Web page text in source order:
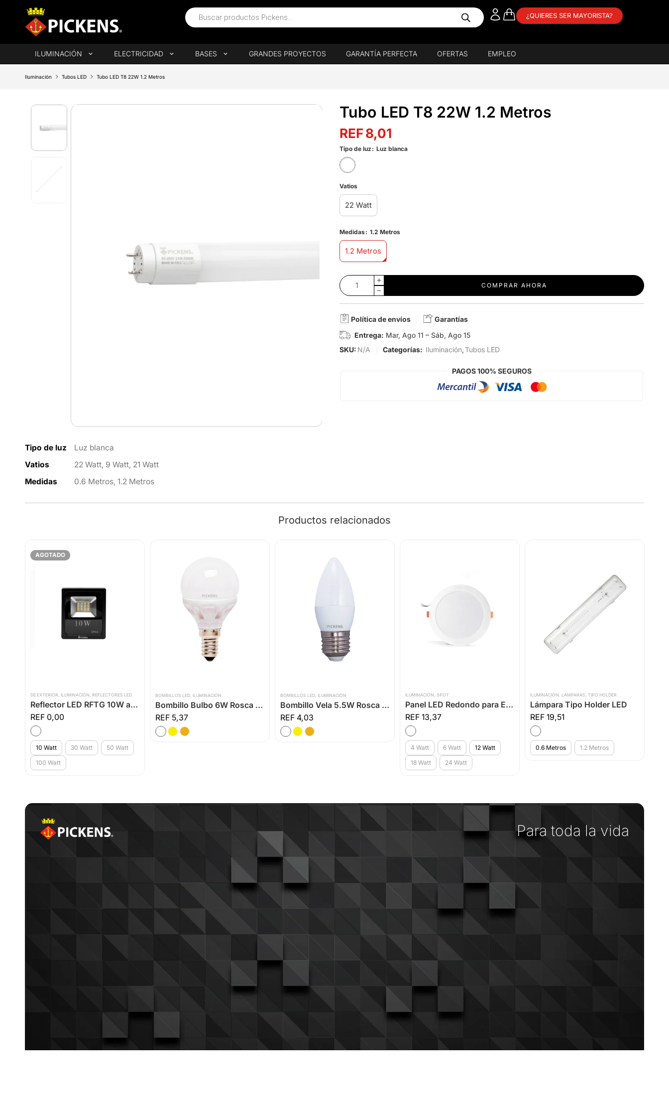
¿QUIERES SER MAYORISTA?
ILUMINACIÓN ELECTRICIDAD BASES GRANDES PROYECTOS GARANTÍA PERFECTA OFERTAS EMPLEO
Iluminación Tubos LED Tubo LED T8 22W 1.2 Metros
Tubo LED T8 22W 1.2 Metros
8,01
Tipo de luz Luz blanca
Vatios
22 Watt
Medidas 1.2 Metros
1.2 Metros
COMPRAR AHORA
Política de envíos
Garantías
Entrega: Mar, Ago 11 – Sáb, Ago 15
SKU: N/A Categorías: Iluminación,Tubos LED
PAGOS 100% SEGUROS
Tipo de luz
Luz blanca
Vatios
22 Watt, 9 Watt, 21 Watt
Medidas
0.6 Metros, 1.2 Metros
Productos relacionados
AGOTADO
DE EXTERIOR , ILUMINACIÓN , REFLECTORES LED
Reflector LED RFTG 10W a 100W
0,00
10 Watt 30 Watt
50 Watt
100 Watt
BOMBILLOS LED ILUMINACIÓN
Bombillo Bulbo 6W Rosca E14
5,37
BOMBILLOS LED ILUMINACIÓN
Bombillo Vela 5.5W Rosca E27
4,03
ILUMINACIÓN , SPOT
Panel LED Redondo para Empotrar Luz Blanca
13,37
4 Watt 6 Watt
12 Watt
18 Watt
24 Watt
ILUMINACIÓN , LÁMPARAS , TIPO HOLDER
Lámpara Tipo Holder LED
19,51
0.6 Metros 1.2 Metros
Para toda la vida